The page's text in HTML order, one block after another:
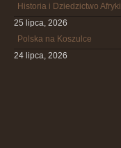
Historia i Dziedzictwo Afryki
25 lipca, 2026
Polska na Koszulce
24 lipca, 2026